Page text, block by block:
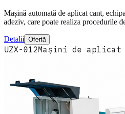
Mașină automată de aplicat cant,
adeziv, care poate realiza procedurile
Detalii Ofertă
UZX-012Mașini de aplicat